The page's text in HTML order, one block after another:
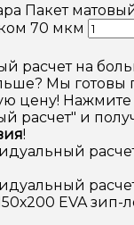
Пакет
70 мкм
расчет на
Мы готовы
цену! Нажмите
расчет" и
!
EVA зип-